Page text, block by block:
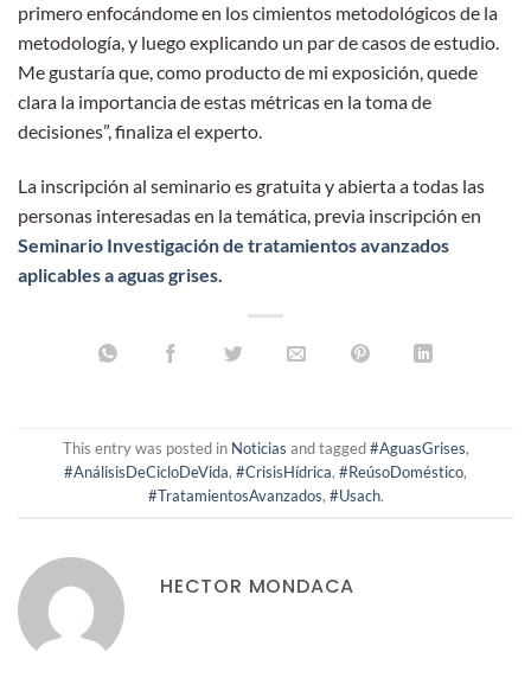
primero enfocándome en los cimientos metodológicos de la
metodología, y luego explicando un par de casos de estudio.
Me gustaría que, como producto de mi exposición, quede
clara la importancia de estas métricas en la toma de
decisiones”, finaliza el experto.
La inscripción al seminario es gratuita y abierta a todas las
personas interesadas en la temática, previa inscripción en
Seminario Investigación de tratamientos avanzados
aplicables a aguas grises.
This entry was posted in Noticias and tagged#AguasGrises,
#AnálisisDeCicloDeVida, #CrisisHídrica, #ReúsoDoméstico,
#TratamientosAvanzados, #Usach.
HECTOR MONDACA